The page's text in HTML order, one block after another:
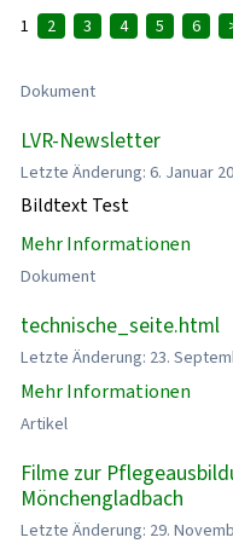
1 2 3 4 5 6
Dokument
LVR-Newsletter
Letzte Änderung: 6. Januar
Bildtext Test
Mehr Informationen
Dokument
technische_seite.html
Letzte Änderung: 23.
Mehr Informationen
Artikel
Filme zur
Mönchengladbach
Letzte Änderung: 29.